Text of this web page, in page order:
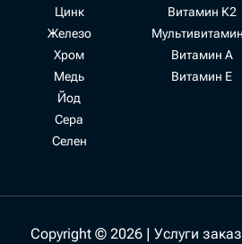
Цинк
Железо
Хром
Медь
Йод
Сера
Селен
Витамин К2
Витамин А
Витамин Е
Copyright © 2026 | Услуги